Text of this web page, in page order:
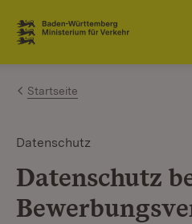
Zum Inhalt springen
Link zur Startseite
Startseite
Datenschutz
Datenschutz